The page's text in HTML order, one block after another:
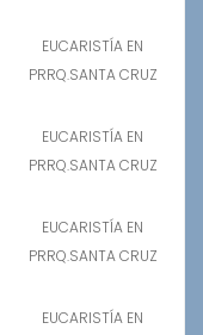
EUCARISTÍA EN
PRRQ.SANTA CRUZ
EUCARISTÍA EN
PRRQ.SANTA CRUZ
EUCARISTÍA EN
PRRQ.SANTA CRUZ
EUCARISTÍA EN